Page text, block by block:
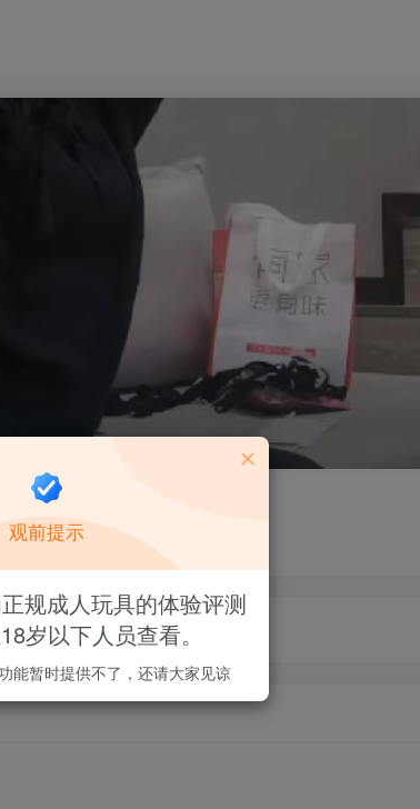
内每个月还会开启积分活动，详情看论坛内告示
观前提示
规成人玩具的体验评测
岁以下人员查看。
能暂时提供不了，还请大家见谅